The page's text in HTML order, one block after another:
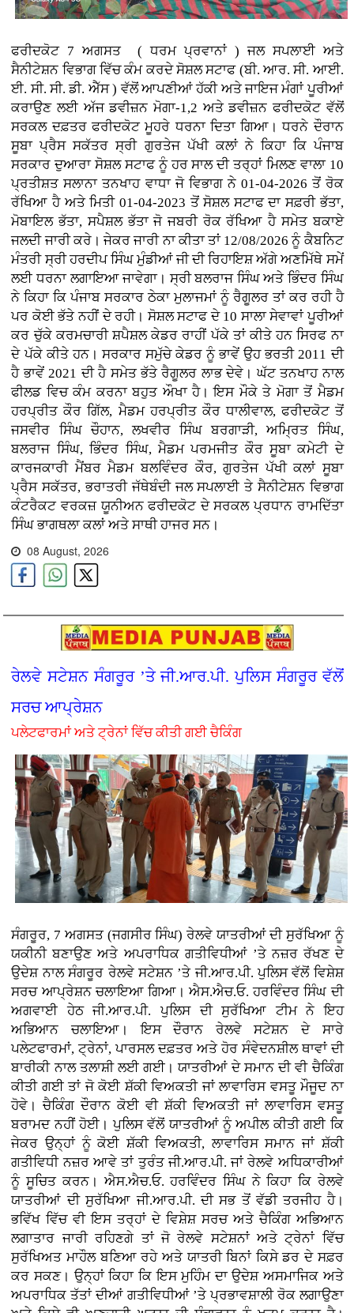
ਫਰੀਦਕੋਟ 7 ਅਗਸਤ ( ਧਰਮ ਪ੍ਰਵਾਨਾਂ ) ਜਲ ਸਪਲਾਈ ਅਤੇ
ਸੈਨੀਟੇਸ਼ਨ ਵਿਭਾਗ ਵਿੱਚ ਕੰਮ ਕਰਦੇ ਸੋਸ਼ਲ ਸਟਾਫ (ਬੀ. ਆਰ. ਸੀ. ਆਈ.
ਈ. ਸੀ. ਸੀ. ਡੀ. ਐੱਸ ) ਵੱਲੋਂ ਆਪਣੀਆਂ ਹੱਕੀ ਅਤੇ ਜਾਇਜ ਮੰਗਾਂ ਪੂਰੀਆਂ
ਕਰਾਉਣ ਲਈ ਅੱਜ ਡਵੀਜ਼ਨ ਮੋਗਾ-1,2 ਅਤੇ ਡਵੀਜ਼ਨ ਫਰੀਦਕੋਟ ਵੱਲੋਂ
ਸਰਕਲ ਦਫ਼ਤਰ ਫਰੀਦਕੋਟ ਮੂਹਰੇ ਧਰਨਾ ਦਿਤਾ ਗਿਆ। ਧਰਨੇ ਦੌਰਾਨ
ਸੂਬਾ ਪ੍ਰੈਸ ਸਕੱਤਰ ਸ੍ਰੀ ਗੁਰਤੇਜ ਪੱਖੀ ਕਲਾਂ ਨੇ ਕਿਹਾ ਕਿ ਪੰਜਾਬ
ਸਰਕਾਰ ਦੁਆਰਾ ਸੋਸ਼ਲ ਸਟਾਫ ਨੂੰ ਹਰ ਸਾਲ ਦੀ ਤਰ੍ਹਾਂ ਮਿਲਣ ਵਾਲਾ 10
ਪ੍ਰਤੀਸ਼ਤ ਸਲਾਨਾ ਤਨਖਾਹ ਵਾਧਾ ਜੋ ਵਿਭਾਗ ਨੇ 01-04-2026 ਤੋਂ ਰੋਕ
ਰੱਖਿਆ ਹੈ ਅਤੇ ਮਿਤੀ 01-04-2023 ਤੋਂ ਸੋਸ਼ਲ ਸਟਾਫ ਦਾ ਸਫ਼ਰੀ ਭੱਤਾ,
ਮੋਬਾਇਲ ਭੱਤਾ, ਸਪੈਸ਼ਲ ਭੱਤਾ ਜੋ ਜਬਰੀ ਰੋਕ ਰੱਖਿਆ ਹੈ ਸਮੇਤ ਬਕਾਏ
ਜਲਦੀ ਜਾਰੀ ਕਰੇ। ਜੇਕਰ ਜਾਰੀ ਨਾ ਕੀਤਾ ਤਾਂ 12/08/2026 ਨੂੰ ਕੈਬਨਿਟ
ਮੰਤਰੀ ਸ੍ਰੀ ਹਰਦੀਪ ਸਿੰਘ ਮੁੰਡੀਆਂ ਜੀ ਦੀ ਰਿਹਾਇਸ਼ ਅੱਗੇ ਅਣਮਿੱਥੇ ਸਮੇਂ
ਲਈ ਧਰਨਾ ਲਗਾਇਆ ਜਾਵੇਗਾ। ਸ੍ਰੀ ਬਲਰਾਜ ਸਿੰਘ ਅਤੇ ਭਿੰਦਰ ਸਿੰਘ
ਨੇ ਕਿਹਾ ਕਿ ਪੰਜਾਬ ਸਰਕਾਰ ਠੇਕਾ ਮੁਲਾਜਮਾਂ ਨੂੰ ਰੈਗੂਲਰ ਤਾਂ ਕਰ ਰਹੀ ਹੈ
ਪਰ ਕੋਈ ਭੱਤੇ ਨਹੀਂ ਦੇ ਰਹੀ। ਸੋਸ਼ਲ ਸਟਾਫ ਦੇ 10 ਸਾਲਾ ਸੇਵਾਵਾਂ ਪੂਰੀਆਂ
ਕਰ ਚੁੱਕੇ ਕਰਮਚਾਰੀ ਸ਼ਪੈਸ਼ਲ ਕੇਡਰ ਰਾਹੀਂ ਪੱਕੇ ਤਾਂ ਕੀਤੇ ਹਨ ਸਿਰਫ ਨਾ
ਦੇ ਪੱਕੇ ਕੀਤੇ ਹਨ। ਸਰਕਾਰ ਸਮੁੱਚੇ ਕੇਡਰ ਨੂੰ ਭਾਵੇਂ ਉਹ ਭਰਤੀ 2011 ਦੀ
ਹੈ ਭਾਵੇਂ 2021 ਦੀ ਹੈ ਸਮੇਤ ਭੱਤੇ ਰੈਗੂਲਰ ਲਾਭ ਦੇਵੇ। ਘੱਟ ਤਨਖਾਹ ਨਾਲ
ਫੀਲਡ ਵਿਚ ਕੰਮ ਕਰਨਾ ਬਹੁਤ ਔਖਾ ਹੈ। ਇਸ ਮੌਕੇ ਤੇ ਮੋਗਾ ਤੋਂ ਮੈਡਮ
ਹਰਪ੍ਰੀਤ ਕੌਰ ਗਿੱਲ, ਮੈਡਮ ਹਰਪ੍ਰੀਤ ਕੌਰ ਧਾਲੀਵਾਲ, ਫਰੀਦਕੋਟ ਤੋਂ
ਜਸਵੀਰ ਸਿੰਘ ਚੌਹਾਨ, ਲਖਵੀਰ ਸਿੰਘ ਬਰਗਾੜੀ, ਅਮ੍ਰਿਤ ਸਿੰਘ,
ਬਲਰਾਜ ਸਿੰਘ, ਭਿੰਦਰ ਸਿੰਘ, ਮੈਡਮ ਪਰਮਜੀਤ ਕੌਰ ਸੂਬਾ ਕਮੇਟੀ ਦੇ
ਕਾਰਜਕਾਰੀ ਮੈਂਬਰ ਮੈਡਮ ਬਲਵਿੰਦਰ ਕੌਰ, ਗੁਰਤੇਜ ਪੱਖੀ ਕਲਾਂ ਸੂਬਾ
ਪ੍ਰੈਸ ਸਕੱਤਰ, ਭਰਾਤਰੀ ਜੱਥੇਬੰਦੀ ਜਲ ਸਪਲਾਈ ਤੇ ਸੈਨੀਟੇਸ਼ਨ ਵਿਭਾਗ
ਕੰਟਰੈਕਟ ਵਰਕਜ਼ ਯੂਨੀਅਨ ਫਰੀਦਕੋਟ ਦੇ ਸਰਕਲ ਪ੍ਰਧਾਨ ਰਾਮਦਿੱਤਾ
ਸਿੰਘ ਭਾਗਥਲਾ ਕਲਾਂ ਅਤੇ ਸਾਥੀ ਹਾਜਰ ਸਨ।
08 August, 2026
ਰੇਲਵੇ ਸਟੇਸ਼ਨ ਸੰਗਰੂਰ ’ਤੇ ਜੀ.ਆਰ.ਪੀ. ਪੁਲਿਸ ਸੰਗਰੂਰ ਵੱਲੋਂ
ਸਰਚ ਆਪ੍ਰੇਸ਼ਨ
ਪਲੇਟਫਾਰਮਾਂ ਅਤੇ ਟ੍ਰੇਨਾਂ ਵਿੱਚ ਕੀਤੀ ਗਈ ਚੈਕਿੰਗ
ਸੰਗਰੂਰ, 7 ਅਗਸਤ (ਜਗਸੀਰ ਸਿੰਘ)ਰੇਲਵੇ ਯਾਤਰੀਆਂ ਦੀ ਸੁਰੱਖਿਆ ਨੂੰ
ਯਕੀਨੀ ਬਣਾਉਣ ਅਤੇ ਅਪਰਾਧਿਕ ਗਤੀਵਿਧੀਆਂ ’ਤੇ ਨਜ਼ਰ ਰੱਖਣ ਦੇ
ਉਦੇਸ਼ ਨਾਲ ਸੰਗਰੂਰ ਰੇਲਵੇ ਸਟੇਸ਼ਨ ’ਤੇ ਜੀ.ਆਰ.ਪੀ. ਪੁਲਿਸ ਵੱਲੋਂ ਵਿਸ਼ੇਸ਼
ਸਰਚ ਆਪ੍ਰੇਸ਼ਨ ਚਲਾਇਆ ਗਿਆ। ਐਸ.ਐਚ.ਓ. ਹਰਵਿੰਦਰ ਸਿੰਘ ਦੀ
ਅਗਵਾਈ ਹੇਠ ਜੀ.ਆਰ.ਪੀ. ਪੁਲਿਸ ਦੀ ਸੁਰੱਖਿਆ ਟੀਮ ਨੇ ਇਹ
ਅਭਿਆਨ ਚਲਾਇਆ। ਇਸ ਦੌਰਾਨ ਰੇਲਵੇ ਸਟੇਸ਼ਨ ਦੇ ਸਾਰੇ
ਪਲੇਟਫਾਰਮਾਂ, ਟ੍ਰੇਨਾਂ, ਪਾਰਸਲ ਦਫ਼ਤਰ ਅਤੇ ਹੋਰ ਸੰਵੇਦਨਸ਼ੀਲ ਥਾਵਾਂ ਦੀ
ਬਾਰੀਕੀ ਨਾਲ ਤਲਾਸ਼ੀ ਲਈ ਗਈ। ਯਾਤਰੀਆਂ ਦੇ ਸਮਾਨ ਦੀ ਵੀ ਚੈਕਿੰਗ
ਕੀਤੀ ਗਈ ਤਾਂ ਜੋ ਕੋਈ ਸ਼ੱਕੀ ਵਿਅਕਤੀ ਜਾਂ ਲਾਵਾਰਿਸ ਵਸਤੂ ਮੌਜੂਦ ਨਾ
ਹੋਵੇ। ਚੈਕਿੰਗ ਦੌਰਾਨ ਕੋਈ ਵੀ ਸ਼ੱਕੀ ਵਿਅਕਤੀ ਜਾਂ ਲਾਵਾਰਿਸ ਵਸਤੂ
ਬਰਾਮਦ ਨਹੀਂ ਹੋਈ। ਪੁਲਿਸ ਵੱਲੋਂ ਯਾਤਰੀਆਂ ਨੂੰ ਅਪੀਲ ਕੀਤੀ ਗਈ ਕਿ
ਜੇਕਰ ਉਨ੍ਹਾਂ ਨੂੰ ਕੋਈ ਸ਼ੱਕੀ ਵਿਅਕਤੀ, ਲਾਵਾਰਿਸ ਸਮਾਨ ਜਾਂ ਸ਼ੱਕੀ
ਗਤੀਵਿਧੀ ਨਜ਼ਰ ਆਵੇ ਤਾਂ ਤੁਰੰਤ ਜੀ.ਆਰ.ਪੀ. ਜਾਂ ਰੇਲਵੇ ਅਧਿਕਾਰੀਆਂ
ਨੂੰ ਸੂਚਿਤ ਕਰਨ। ਐਸ.ਐਚ.ਓ. ਹਰਵਿੰਦਰ ਸਿੰਘ ਨੇ ਕਿਹਾ ਕਿ ਰੇਲਵੇ
ਯਾਤਰੀਆਂ ਦੀ ਸੁਰੱਖਿਆ ਜੀ.ਆਰ.ਪੀ. ਦੀ ਸਭ ਤੋਂ ਵੱਡੀ ਤਰਜੀਹ ਹੈ।
ਭਵਿੱਖ ਵਿੱਚ ਵੀ ਇਸ ਤਰ੍ਹਾਂ ਦੇ ਵਿਸ਼ੇਸ਼ ਸਰਚ ਅਤੇ ਚੈਕਿੰਗ ਅਭਿਆਨ
ਲਗਾਤਾਰ ਜਾਰੀ ਰਹਿਣਗੇ ਤਾਂ ਜੋ ਰੇਲਵੇ ਸਟੇਸ਼ਨਾਂ ਅਤੇ ਟ੍ਰੇਨਾਂ ਵਿੱਚ
ਸੁਰੱਖਿਅਤ ਮਾਹੌਲ ਬਣਿਆ ਰਹੇ ਅਤੇ ਯਾਤਰੀ ਬਿਨਾਂ ਕਿਸੇ ਡਰ ਦੇ ਸਫ਼ਰ
ਕਰ ਸਕਣ। ਉਨ੍ਹਾਂ ਕਿਹਾ ਕਿ ਇਸ ਮੁਹਿੰਮ ਦਾ ਉਦੇਸ਼ ਅਸਮਾਜਿਕ ਅਤੇ
ਅਪਰਾਧਿਕ ਤੱਤਾਂ ਦੀਆਂ ਗਤੀਵਿਧੀਆਂ ’ਤੇ ਪ੍ਰਭਾਵਸ਼ਾਲੀ ਰੋਕ ਲਗਾਉਣਾ